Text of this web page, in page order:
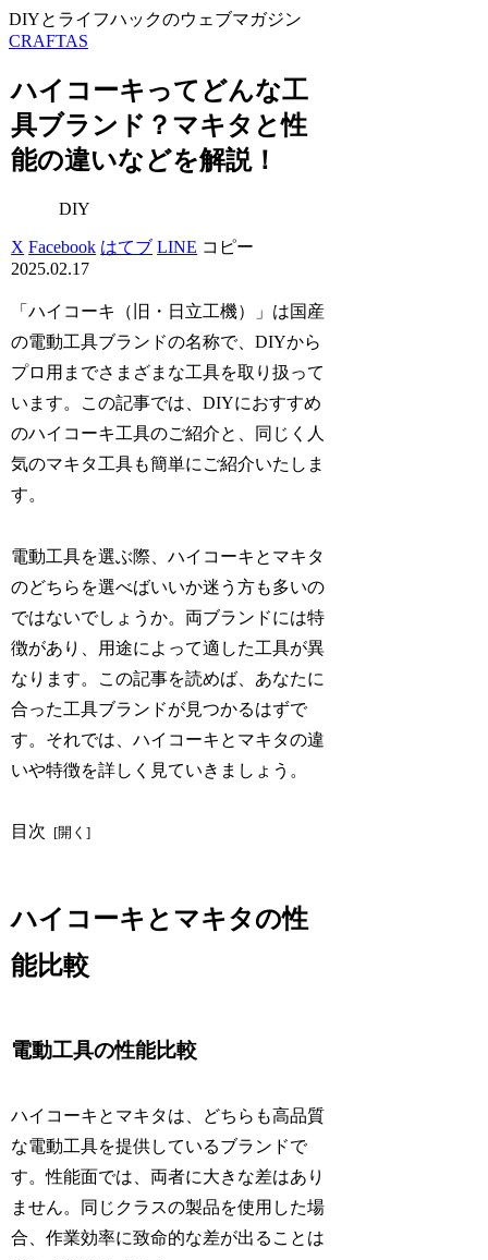
DIYとライフハックのウェブマガジン
CRAFTAS
ハイコーキってどんな工
具ブランド？マキタと性
能の違いなどを解説！
DIY
X Facebook はてブ LINE コピー
2025.02.17
「ハイコーキ（旧・日立工機）」は国産
の電動工具ブランドの名称で、DIYから
プロ用までさまざまな工具を取り扱って
います。この記事では、DIYにおすすめ
のハイコーキ工具のご紹介と、同じく人
気のマキタ工具も簡単にご紹介いたしま
す。
電動工具を選ぶ際、ハイコーキとマキタ
のどちらを選べばいいか迷う方も多いの
ではないでしょうか。両ブランドには特
徴があり、用途によって適した工具が異
なります。この記事を読めば、あなたに
合った工具ブランドが見つかるはずで
す。それでは、ハイコーキとマキタの違
いや特徴を詳しく見ていきましょう。
目次
ハイコーキとマキタの性
能比較
電動工具の性能比較
ハイコーキとマキタは、どちらも高品質
な電動工具を提供しているブランドで
す。性能面では、両者に大きな差はあり
ません。同じクラスの製品を使用した場
合、作業効率に致命的な差が出ることは